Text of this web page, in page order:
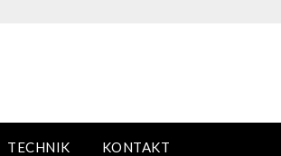
TECHNIK KONTAKT